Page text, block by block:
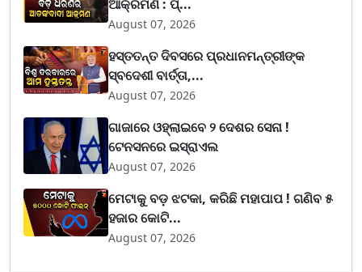
ଆକ୍ରମଣ : ପ୍...
August 07, 2026
ହସ୍ତତନ୍ତ ଦିବସରେ ପ୍ରଧାନମନ୍ତ୍ରୀଙ୍କ
ସ୍ବଦେଶୀ ବାର୍ତ୍ତା,...
August 07, 2026
ଗାଜାରେ ଓହ୍ଲାଇବେ ୨ ଦେଶର ସେନା !
ଟେନସନରେ ଇସ୍ରାଏଲ
August 07, 2026
ମେଟାକୁ ବଡ଼ ଝଟକା, କରିଛି ମହାପାପ ! ଗଣିବ ୫
ହଜାର କୋଟି...
August 07, 2026